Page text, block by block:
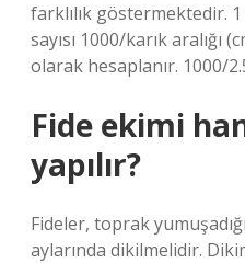
farklılık göstermektedir.
sayısı 1000/karık aralığı
olarak hesaplanır. 1000/
Fide ekimi
yapılır?
Fideler, toprak
aylarında dikilmelidir.